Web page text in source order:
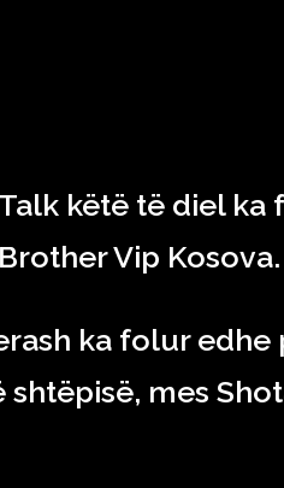
këtë të diel
Vip Kosova.
ka folur edhe
shtëpisë, mes